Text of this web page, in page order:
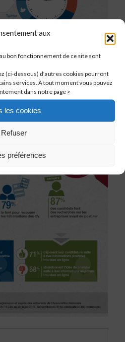
aux
bon fonctionnement de ce site sont
(ci-dessous) d'autres cookies pourront
services. À tout moment vous pouvez
dans notre page >
les cookies
Refuser
préférences